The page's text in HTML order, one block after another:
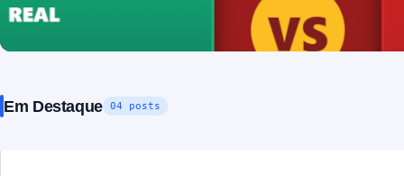
Em Destaque 04 posts